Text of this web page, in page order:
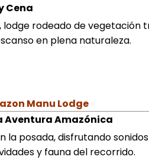
Cena
lodge rodeado de vegetación
en plena naturaleza.
Manu Lodge
Aventura Amazónica
la posada, disfrutando
y fauna del recorrido.